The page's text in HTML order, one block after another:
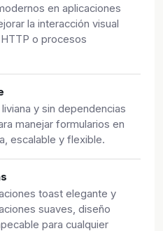
en aplicaciones
la interacción visual
o procesos
y sin dependencias
manejar formularios en
escalable y flexible.
toast elegante y
suaves, diseño
para cualquier